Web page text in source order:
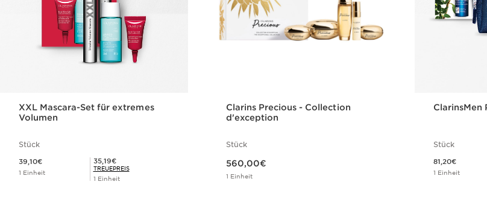
XXL Mascara-Set für extremes
Volumen
Stück
39,10€
1 Einheit
Mitgliederpreis 35,19€
35,19€
TREUEPREIS
1 Einheit
Clarins Precious - Collection
d'exception
Stück
560,00€
1 Einheit
ClarinsMen
Stück
81,20€
1 Einheit